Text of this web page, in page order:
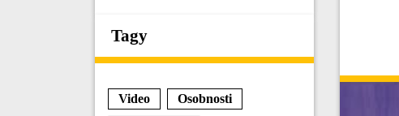
Tagy
Video
Osobnosti